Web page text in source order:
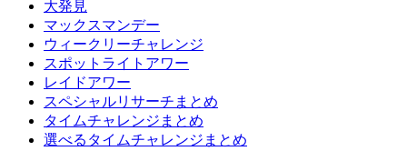
大発見
マックスマンデー
ウィークリーチャレンジ
スポットライトアワー
レイドアワー
スペシャルリサーチまとめ
タイムチャレンジまとめ
選べるタイムチャレンジまとめ